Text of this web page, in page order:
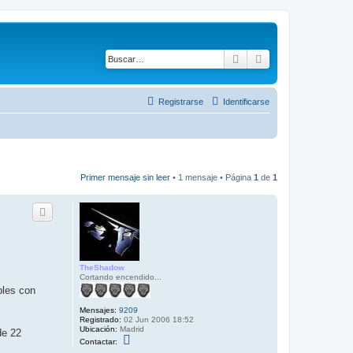
Buscar
Identificarse
Registrarse
Primer mensaje sin leer • 1 mensaje • Página 1 de 1
TheShadow
Cortando encendido...
Mensajes: 9209
Registrado: 02 Jun 2006 18:52
Ubicación: Madrid
Contactar:
con
22